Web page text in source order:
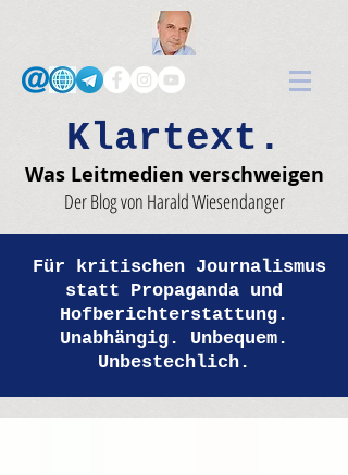
Klartext.
Was Leitmedien verschweigen
Der Blog von Harald Wiesendanger
Für kritischen Journalismus
statt Propaganda und
Hofberichterstattung.
Unabhängig. Unbequem.
Unbestechlich.